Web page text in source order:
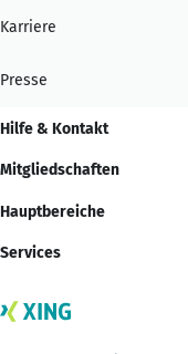
Karriere
Presse
Hilfe & Kontakt
Mitgliedschaften
Hauptbereiche
Services